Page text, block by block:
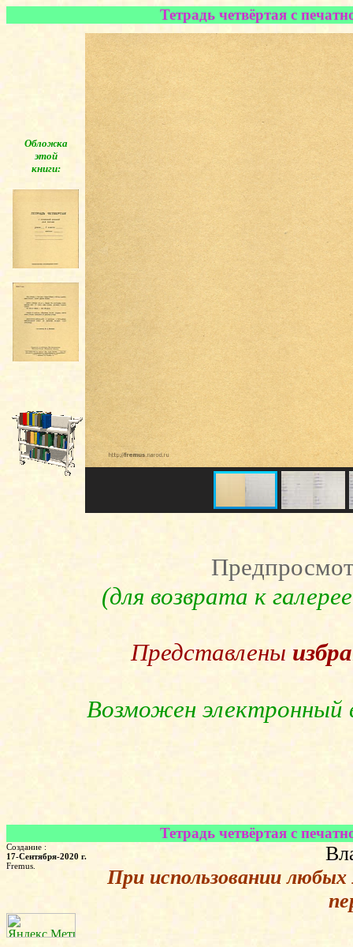
Тетрадь четвёртая с
Обложка
этой
книги:
◄
(для возврата к
Представлены
Возможен электронный
Тетрадь четвёртая с
Создание :
17-Сентября-2020 г.
Fremus.
При использовании